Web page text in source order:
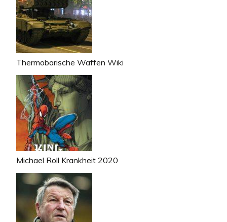
Thermobarische Waffen Wiki
Michael Roll Krankheit 2020